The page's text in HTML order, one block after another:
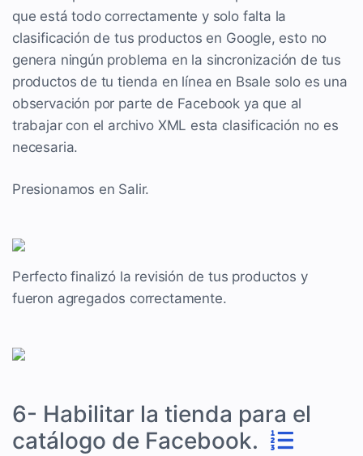
que está todo correctamente y solo falta la
clasificación de tus productos en Google, esto no
genera ningún problema en la sincronización de tus
productos de tu tienda en línea en Bsale solo es una
observación por parte de Facebook ya que al
trabajar con el archivo XML esta clasificación no es
necesaria.
Presionamos en Salir.
Perfecto finalizó la revisión de tus productos y
fueron agregados correctamente.
6- Habilitar la tienda para el
catálogo de Facebook.